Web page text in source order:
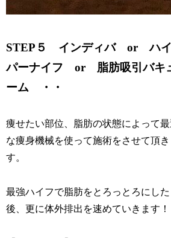
STEP５ インディバ or ハイ
パーナイフ or 脂肪吸引バキ
ーム ・・
痩せたい部位、脂肪の状態によって最
な痩身機械を使って施術をさせて頂き
す。
最強ハイフで脂肪をとろっとろにした
後、更に体外排出を速めていきます！